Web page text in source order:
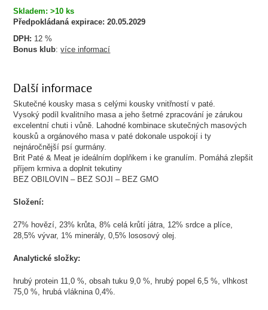
Skladem: >10 ks
Předpokládaná expirace: 20.05.2029
DPH: 12 %
Bonus klub:více informací
Další informace
Skutečné kousky masa s celými kousky vnitřností v paté.
Vysoký podíl kvalitního masa a jeho šetrné zpracování je zárukou
excelentní chuti i vůně. Lahodné kombinace skutečných masových
kousků a orgánového masa v paté dokonale uspokojí i ty
nejnáročnější psí gurmány.
Brit Paté & Meat je ideálním doplňkem i ke granulím. Pomáhá zlepšit
příjem krmiva a doplnit tekutiny
BEZ OBILOVIN – BEZ SOJI – BEZ GMO
Složení:
27% hovězí, 23% krůta, 8% celá krůtí játra, 12% srdce a plíce,
28,5% vývar, 1% minerály, 0,5% lososový olej.
Analytické složky:
hrubý protein 11,0 %, obsah tuku 9,0 %, hrubý popel 6,5 %, vlhkost
75,0 %, hrubá vláknina 0,4%.